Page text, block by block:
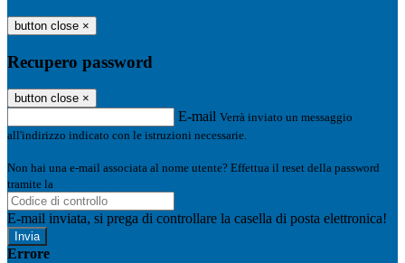
button close ×
Recupero password
button close ×
E-mail Verrà inviato un messaggio
all'indirizzo indicato con le istruzioni necessarie.
Non hai una e-mail associata al nome utente? Effettua il reset della password
tramite la
E-mail inviata, si prega di controllare la casella di posta elettronica!
Errore